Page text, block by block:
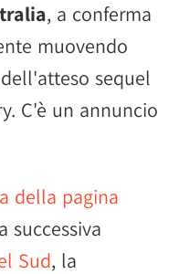
, a conferma
muovendo
sequel
C'è un annuncio
della pagina
successiva
Sud, la